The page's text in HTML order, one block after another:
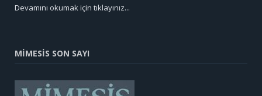
Devamını okumak için tıklayınız...
MİMESİS SON SAYI